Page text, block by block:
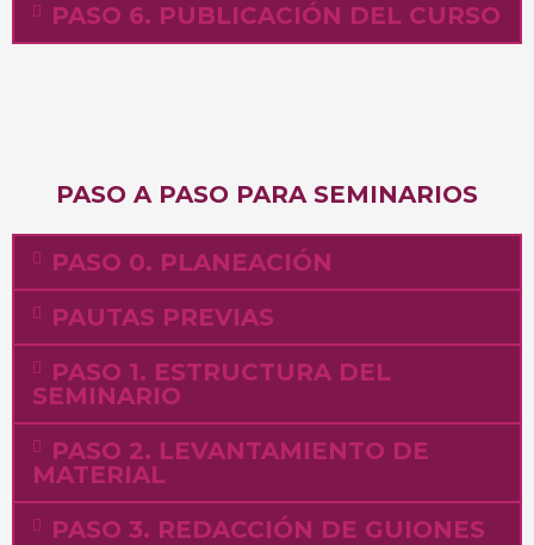
PASO 6. PUBLICACIÓN DEL CURSO
PASO A PASO PARA SEMINARIOS
PASO 0. PLANEACIÓN
PAUTAS PREVIAS
PASO 1. ESTRUCTURA DEL
SEMINARIO
PASO 2. LEVANTAMIENTO DE
MATERIAL
PASO 3. REDACCIÓN DE GUIONES